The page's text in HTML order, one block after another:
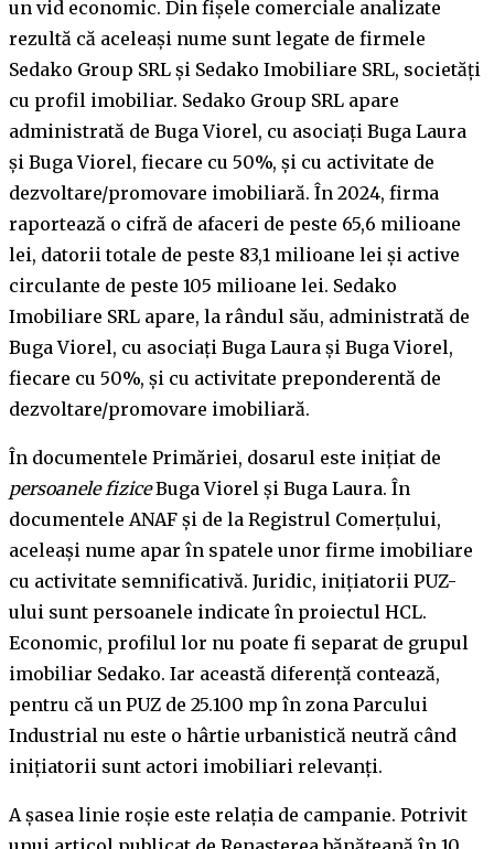
un vid economic. Din fișele comerciale analizate
rezultă că aceleași nume sunt legate de firmele
Sedako Group SRL și Sedako Imobiliare SRL, societăți
cu profil imobiliar. Sedako Group SRL apare
administrată de Buga Viorel, cu asociați Buga Laura
și Buga Viorel, fiecare cu 50%, și cu activitate de
dezvoltare/promovare imobiliară. În 2024, firma
raportează o cifră de afaceri de peste 65,6 milioane
lei, datorii totale de peste 83,1 milioane lei și active
circulante de peste 105 milioane lei. Sedako
Imobiliare SRL apare, la rândul său, administrată de
Buga Viorel, cu asociați Buga Laura și Buga Viorel,
fiecare cu 50%, și cu activitate preponderentă de
dezvoltare/promovare imobiliară.
În documentele Primăriei, dosarul este inițiat de
persoanele fiziceBuga Viorel și Buga Laura. În
documentele ANAF și de la Registrul Comerțului,
aceleași nume apar în spatele unor firme imobiliare
cu activitate semnificativă. Juridic, inițiatorii PUZ-
ului sunt persoanele indicate în proiectul HCL.
Economic, profilul lor nu poate fi separat de grupul
imobiliar Sedako. Iar această diferență contează,
pentru că un PUZ de 25.100 mp în zona Parcului
Industrial nu este o hârtie urbanistică neutră când
inițiatorii sunt actori imobiliari relevanți.
A șasea linie roșie este relația de campanie. Potrivit